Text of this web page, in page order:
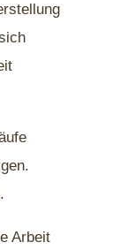
Arbeit